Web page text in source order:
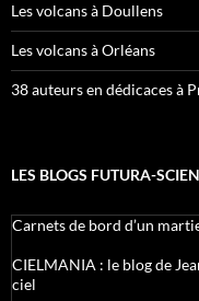
Les volcans à Doullens
Les volcans à Orléans
38 auteurs en dédicaces à
LES BLOGS FUTURA-
Carnets de bord d’un
CIELMANIA : le blog de
ciel